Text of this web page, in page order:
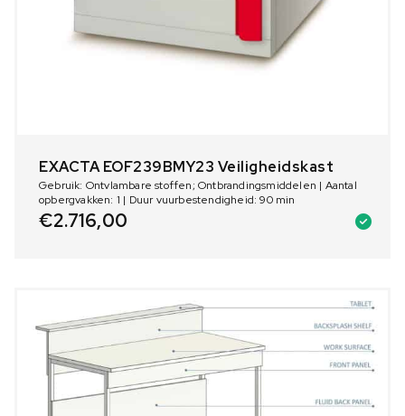
EXACTA EOF239BMY23 Veiligheidskast
Gebruik: Ontvlambare stoffen; Ontbrandingsmiddelen | Aantal
opbergvakken: 1 | Duur vuurbestendigheid: 90 min
€2.716,00